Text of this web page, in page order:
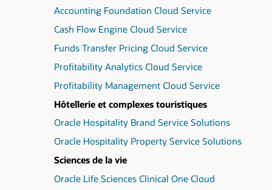
Accounting Foundation Cloud Service
Cash Flow Engine Cloud Service
Funds Transfer Pricing Cloud Service
Profitability Analytics Cloud Service
Profitability Management Cloud Service
Hôtellerie et complexes touristiques
Oracle Hospitality Brand Service Solutions
Oracle Hospitality Property Service Solutions
Sciences de la vie
Oracle Life Sciences Clinical One Cloud